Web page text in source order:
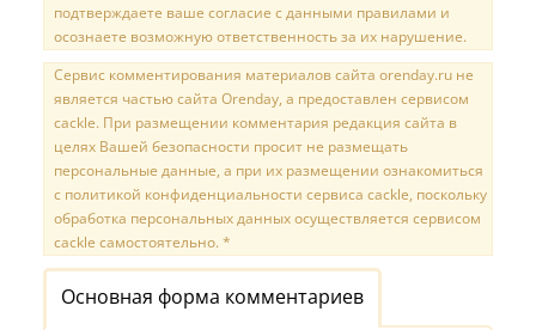
подтверждаете ваше согласие с данными правилами и
осознаете возможную ответственность за их нарушение.
Сервис комментирования материалов сайта orenday.ru не
является частью сайта Orenday, а предоставлен сервисом
cackle. При размещении комментария редакция сайта в
целях Вашей безопасности просит не размещать
персональные данные, а при их размещении ознакомиться
с политикой конфиденциальности сервиса cackle, поскольку
обработка персональных данных осуществляется сервисом
cackle самостоятельно. *
Основная форма комментариев